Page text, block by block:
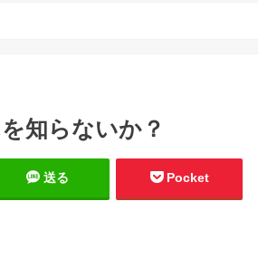
知らないか？
送る Pocket